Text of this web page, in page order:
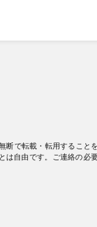
断で転載・転用すること
は自由です。ご連絡の必